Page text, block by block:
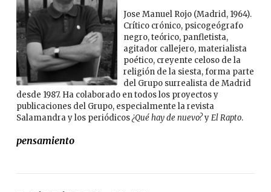
Jose Manuel Rojo (Madrid, 1964).
Crítico crónico, psicogeógrafo
negro, teórico, panfletista,
agitador callejero, materialista
poético, creyente celoso de la
religión de la siesta, forma parte
del Grupo surrealista de Madrid
desde 1987. Ha colaborado en todos los proyectos y
publicaciones del Grupo, especialmente la revista
Salamandra y los periódicos¿Qué hay de nuevo?yEl Rapto.
pensamiento